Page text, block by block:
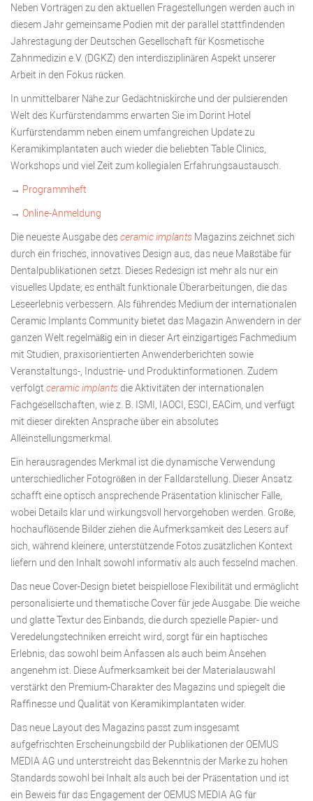
Neben Vorträgen zu den aktuellen Fragestellungen werden auch in
diesem Jahr gemeinsame Podien mit der parallel stattfindenden
Jahrestagung der Deutschen Gesellschaft für Kosmetische
Zahnmedizin e.V. (DGKZ) den interdisziplinären Aspekt unserer
Arbeit in den Fokus rücken.
In unmittelbarer Nähe zur Gedächtniskirche und der pulsierenden
Welt des Kurfürstendamms erwarten Sie im Dorint Hotel
Kurfürstendamm neben einem umfangreichen Update zu
Keramikimplantaten auch wieder die beliebten Table Clinics,
Workshops und viel Zeit zum kollegialen Erfahrungsaustausch.
→ Programmheft
→ Online-Anmeldung
Die neueste Ausgabe desceramic implants Magazins zeichnet sich
durch ein frisches, innovatives Design aus, das neue Maßstäbe für
Dentalpublikationen setzt. Dieses Redesign ist mehr als nur ein
visuelles Update; es enthält funktionale Überarbeitungen, die das
Leseerlebnis verbessern. Als führendes Medium der internationalen
Ceramic Implants Community bietet das Magazin Anwendern in der
ganzen Welt regelmäßig ein in dieser Art einzigartiges Fachmedium
mit Studien, praxisorientierten Anwenderberichten sowie
Veranstaltungs-, Industrie- und Produktinformationen. Zudem
verfolgt ceramic implants die Aktivitäten der internationalen
Fachgesellschaften, wie z. B. ISMI, IAOCI, ESCI, EACim, und verfügt
mit dieser direkten Ansprache über ein absolutes
Alleinstellungsmerkmal.
Ein herausragendes Merkmal ist die dynamische Verwendung
unterschiedlicher Fotogrößen in der Falldarstellung. Dieser Ansatz
schafft eine optisch ansprechende Präsentation klinischer Fälle,
wobei Details klar und wirkungsvoll hervorgehoben werden. Große,
hochauflösende Bilder ziehen die Aufmerksamkeit des Lesers auf
sich, während kleinere, unterstützende Fotos zusätzlichen Kontext
liefern und den Inhalt sowohl informativ als auch fesselnd machen.
Das neue Cover-Design bietet beispiellose Flexibilität und ermöglicht
personalisierte und thematische Cover für jede Ausgabe. Die weiche
und glatte Textur des Einbands, die durch spezielle Papier- und
Veredelungstechniken erreicht wird, sorgt für ein haptisches
Erlebnis, das sowohl beim Anfassen als auch beim Ansehen
angenehm ist. Diese Aufmerksamkeit bei der Materialauswahl
verstärkt den Premium-Charakter des Magazins und spiegelt die
Raffinesse und Qualität von Keramikimplantaten wider.
Das neue Layout des Magazins passt zum insgesamt
aufgefrischten Erscheinungsbild der Publikationen der OEMUS
MEDIA AG und unterstreicht das Bekenntnis der Marke zu hohen
Standards sowohl bei Inhalt als auch bei der Präsentation und ist
ein Beweis für das Engagement der OEMUS MEDIA AG für